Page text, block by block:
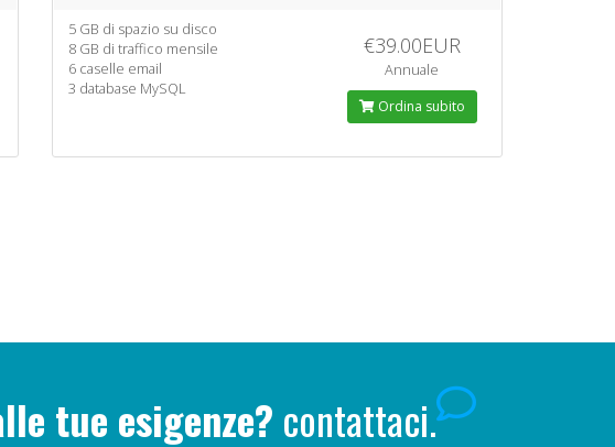
5 GB di spazio su disco
8 GB di traffico mensile
6 caselle email
3 database MySQL
€39.00EUR
Annuale
Ordina subito
tue esigenze? contattaci.